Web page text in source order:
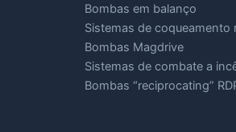
Bombas em balanço
Sistemas de coqueamento
Bombas Magdrive
Sistemas de combate a
Bombas “reciprocating”